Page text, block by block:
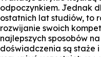
odpoczynkiem. Jednak
ostatnich lat studiów, to
rozwijanie swoich
najlepszych sposobów
doświadczenia są staże